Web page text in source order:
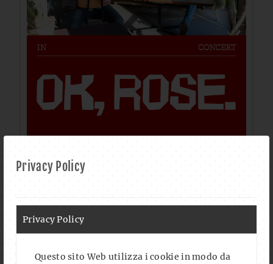
Privacy Policy
Privacy Policy
Questo sito Web utilizza i cookie in modo da